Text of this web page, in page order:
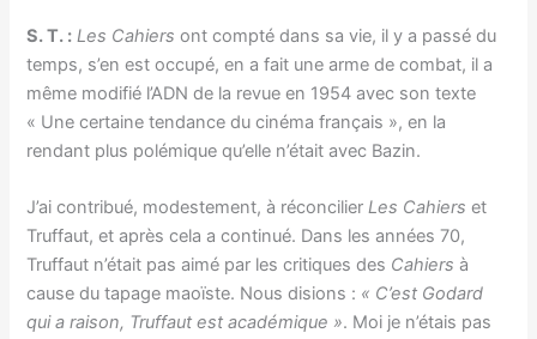
S. T. : Les Cahiersont compté dans sa vie, il y a passé du
temps, s’en est occupé, en a fait une arme de combat, il a
même modifié l’ADN de la revue en 1954 avec son texte
« Une certaine tendance du cinéma français », en la
rendant plus polémique qu’elle n’était avec Bazin.
J’ai contribué, modestement, à réconcilierLes Cahiers et
Truffaut, et après cela a continué. Dans les années 70,
Truffaut n’était pas aimé par les critiques des Cahiers à
cause du tapage maoïste. Nous disions : « C’est Godard
qui a raison, Truffaut est académique ». Moi je n’étais pas